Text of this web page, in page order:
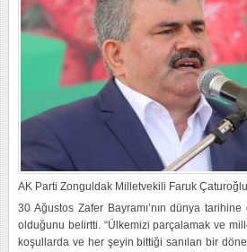
AK Parti Zonguldak Milletvekili Faruk
30 Ağustos Zafer Bayramı’nın dünya
olduğunu belirtti. “Ülkemizi parçalamak ve
koşullarda ve her şeyin bittiği sanılan bir